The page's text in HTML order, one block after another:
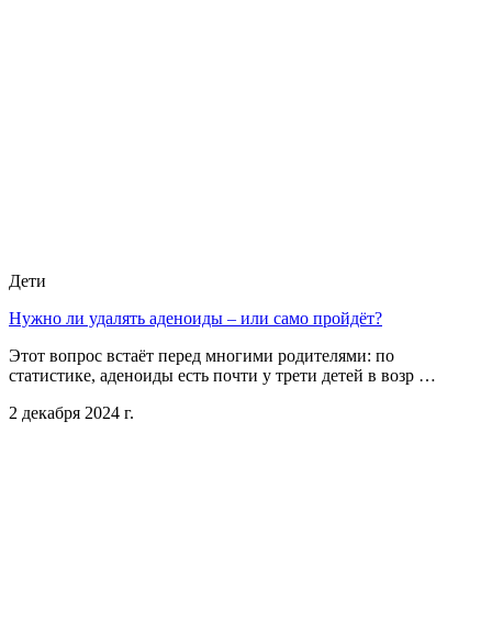
Дети
Нужно ли удалять аденоиды – или само пройдёт?
Этот вопрос встаёт перед многими родителями: по
статистике, аденоиды есть почти у трети детей в возр …
2 декабря 2024 г.